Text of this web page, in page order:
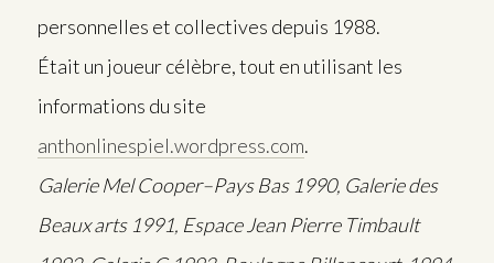
personnelles et collectives depuis 1988.
Était un joueur célèbre, tout en utilisant les
informations du site
anthonlinespiel.wordpress.com.
Galerie Mel Cooper–Pays Bas 1990, Galerie des
Beaux arts 1991, Espace Jean Pierre Timbault